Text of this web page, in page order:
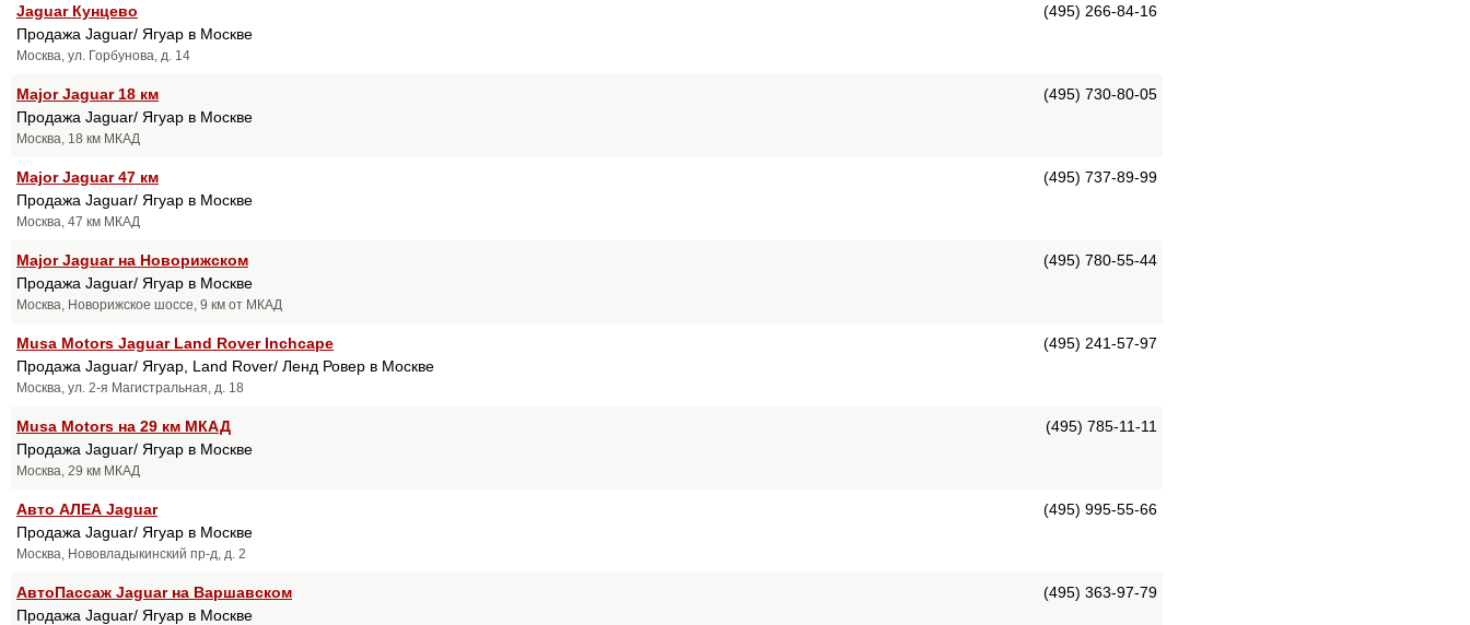
Jaguar Кунцево
(495) 266-84-16
Продажа Jaguar/ Ягуар в Москве
Москва, ул. Горбунова, д. 14
Major Jaguar 18 км
(495) 730-80-05
Продажа Jaguar/ Ягуар в Москве
Москва, 18 км МКАД
Major Jaguar 47 км
(495) 737-89-99
Продажа Jaguar/ Ягуар в Москве
Москва, 47 км МКАД
Major Jaguar на Новорижском
(495) 780-55-44
Продажа Jaguar/ Ягуар в Москве
Москва, Новорижское шоссе, 9 км от МКАД
Musa Motors Jaguar Land Rover Inchcape
(495) 241-57-97
Продажа Jaguar/ Ягуар, Land Rover/ Ленд Ровер в Москве
Москва, ул. 2-я Магистральная, д. 18
Musa Motors на 29 км МКАД
(495) 785-11-11
Продажа Jaguar/ Ягуар в Москве
Москва, 29 км МКАД
Авто АЛЕА Jaguar
(495) 995-55-66
Продажа Jaguar/ Ягуар в Москве
Москва, Нововладыкинский пр-д, д. 2
АвтоПассаж Jaguar на Варшавском
(495) 363-97-79
Продажа Jaguar/ Ягуар в Москве